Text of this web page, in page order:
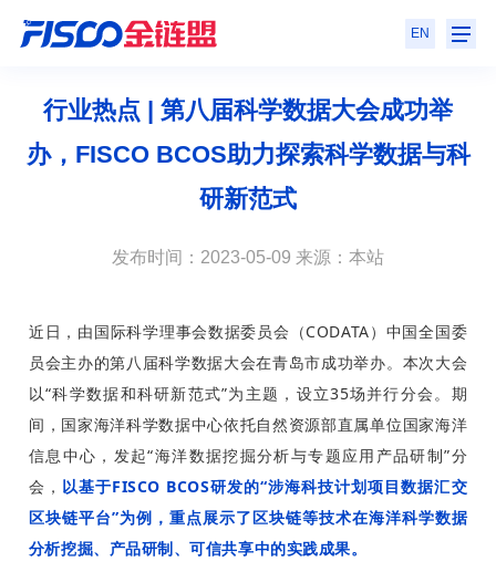
EN
行业热点 | 第八届科学数据大会成功举
办，FISCO BCOS助力探索科学数据与科
研新范式
发布时间：2023-05-09 来源：本站
近日，由国际科学理事会数据委员会（CODATA）中国全国委
员会主办的第八届科学数据大会在青岛市成功举办。本次大会
以“科学数据和科研新范式”为主题，设立35场并行分会。期
间，国家海洋科学数据中心依托自然资源部直属单位国家海洋
信息中心，发起“海洋数据挖掘分析与专题应用产品研制”分
会， 以基于FISCO BCOS研发的“涉海科技计划项目数据汇交
区块链平台”为例，重点展示了区块链等技术在海洋科学数据
分析挖掘、产品研制、可信共享中的实践成果。